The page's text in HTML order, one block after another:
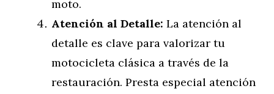
moto.
Atención al Detalle: La atención al
detalle es clave para valorizar tu
motocicleta clásica a través de la
restauración. Presta especial atención